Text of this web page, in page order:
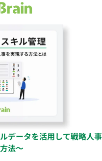
データを活用して戦略人事
法〜